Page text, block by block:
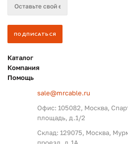
Каталог
Компания
Помощь
sale@mrcable.ru
Офис: 105082, Москва,
площадь, д.1/2
Склад: 129075, Москва,